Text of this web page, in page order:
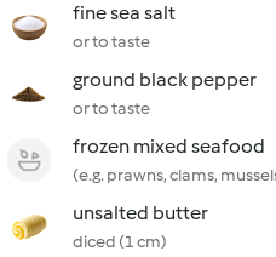
fine sea salt
or to taste
ground black pepper
or to taste
frozen mixed seafood
(e.g. prawns, clams,
unsalted butter
diced (1 cm)